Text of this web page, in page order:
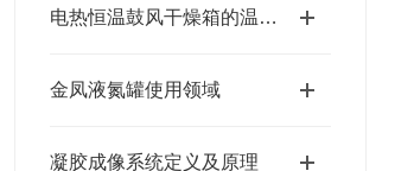
电热恒温鼓风干燥箱的温度度、波动度、均匀度定义
金凤液氮罐使用领域
凝胶成像系统定义及原理